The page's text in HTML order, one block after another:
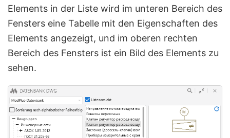
Elements in der Liste wird im unteren Bereich des
Fensters eine Tabelle mit den Eigenschaften des
Elements angezeigt, und im oberen rechten
Bereich des Fensters ist ein Bild des Elements zu
sehen.